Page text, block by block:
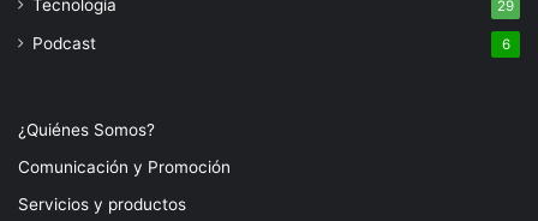
Tecnología 29
Podcast 6
¿Quiénes Somos?
Comunicación y Promoción
Servicios y productos